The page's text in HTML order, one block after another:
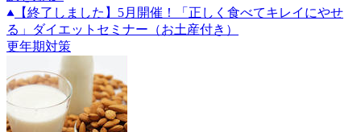
【終了しました】5月開催！「正しく食べてキレイにやせ
る」ダイエットセミナー（お土産付き）
更年期対策